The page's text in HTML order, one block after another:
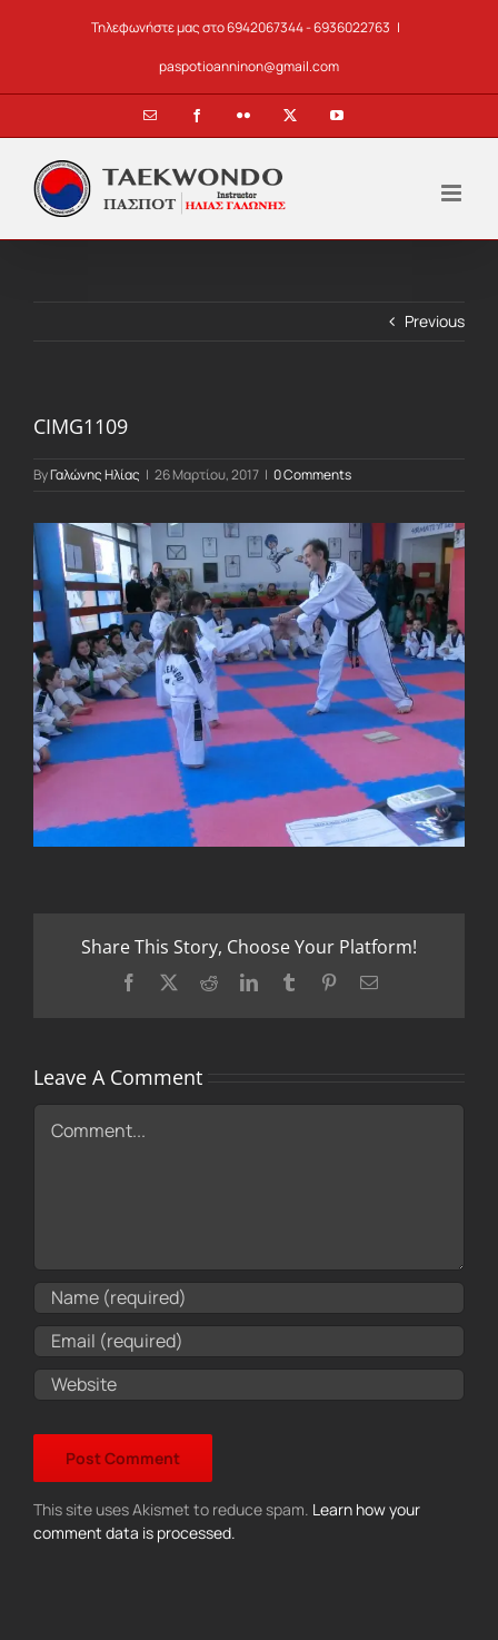
Τηλεφωνήστε μας στο 6942067344 - 6936022763 |
paspotioanninon@gmail.com
Email FacebookFlickr YouTube
Previous
CIMG1109
ByΓαλώνης Ηλίας | 26 Μαρτίου, 2017 | 0 Comments
Share This Story, Choose Your Platform!
Facebook RedditLinkedInTumblr PinterestEmail
Leave A Comment
Comment
This site uses Akismet to reduce spam. Learn how your
comment data is processed.